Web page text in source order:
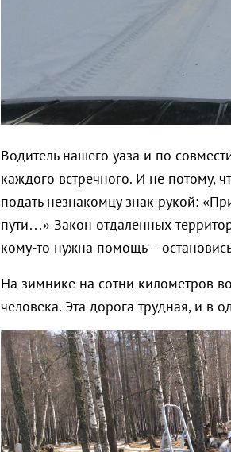
Водитель нашего уаза и по
каждого встречного. И не потому,
подать незнакомцу знак рукой:
пути…» Закон отдаленных
кому-то нужна помощь –
На зимнике на сотни километров
человека. Эта дорога трудная, и в